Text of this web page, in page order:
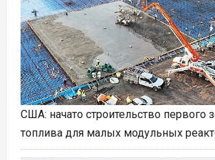
США: начато строительство первого
топлива для малых модульных